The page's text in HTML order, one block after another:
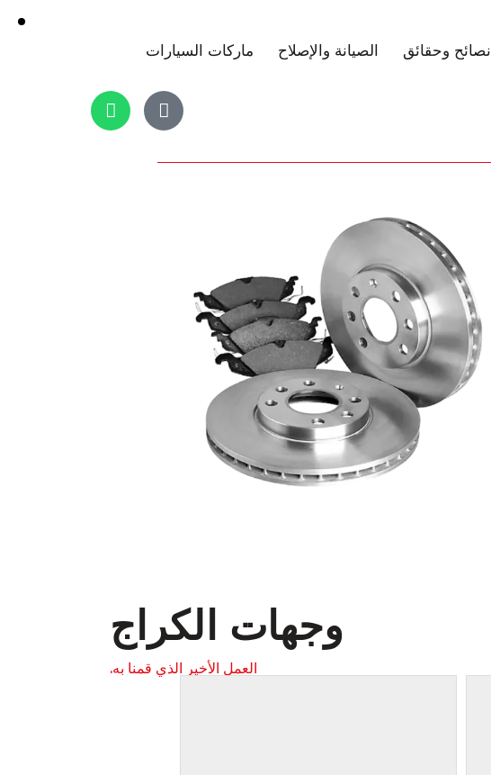
ماركات السيارات الصيانة والإصلاح نصائح وحقائق
وجهات الكراج
العمل الأخير الذي قمنا به.